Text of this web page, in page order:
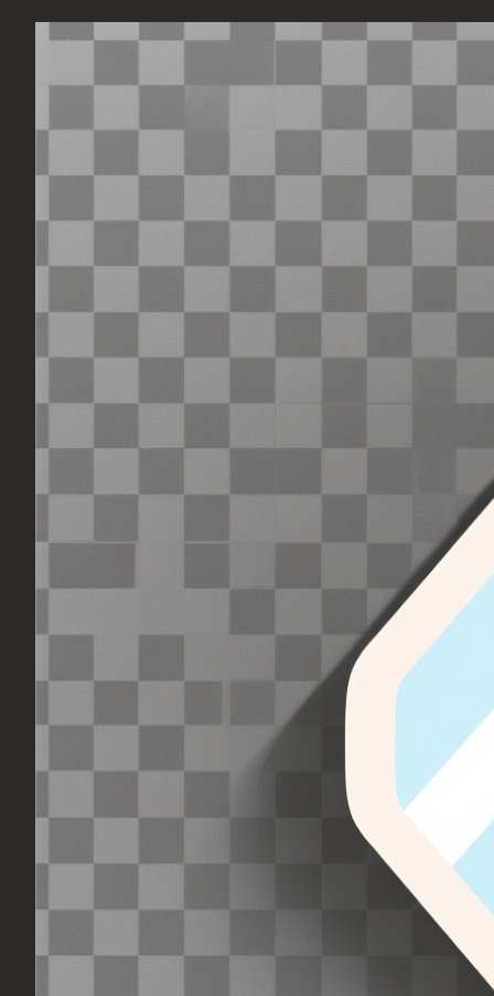
Перейти
содержимому